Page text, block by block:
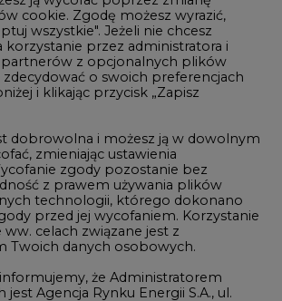
CO2
cookie. Zgodę możesz wyrazić,
wszystkie". Jeżeli nie chcesz
korzystanie przez administratora i
partnerów z opcjonalnych plików
zdecydować o swoich preferencjach
i klikając przycisk „Zapisz
dobrowolna i możesz ją w dowolnym
zmieniając ustawienia
zgody pozostanie bez
z prawem używania plików
technologii, którego dokonano
przed jej wycofaniem. Korzystanie
celach związane jest z
Twoich danych osobowych.
że Administratorem
jest Agencja Rynku Energii S.A., ul.